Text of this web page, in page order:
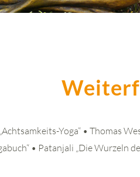
Yoga“ • Thomas
• Patanjali „Die Wurzeln